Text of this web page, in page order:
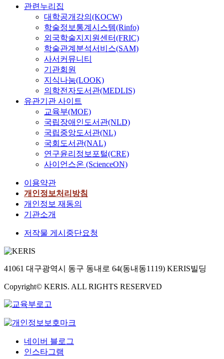
관련누리집
대학공개강의(KOCW)
학술정보통계시스템(Rinfo)
외국학술지지원센터(FRIC)
학술관계분석서비스(SAM)
사서커뮤니티
기관회원
지식나눔(LOOK)
의학전자도서관(MEDLIS)
유관기관 사이트
교육부(MOE)
국립장애인도서관(NLD)
국립중앙도서관(NL)
국회도서관(NAL)
연구윤리정보포털(CRE)
사이언스온 (ScienceON)
이용약관
개인정보처리방침
개인정보 재동의
기관소개
저작물 게시중단요청
41061 대구광역시 동구 동내로 64(동내동1119) KERIS빌딩
Copyright© KERIS. ALL RIGHTS RESERVED
네이버 블로그
인스타그램